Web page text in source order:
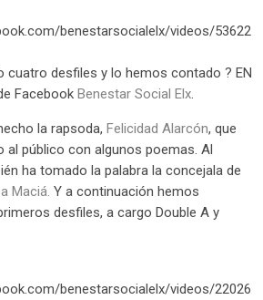
benestarsocialelx/videos/53622
cuatro desfiles y lo hemos contado ? EN
Facebook Benestar Social Elx
la rapsoda, Felicidad Alarcón, que
al público con algunos poemas. Al
ha tomado la palabra la concejala de
Maciá. Y a continuación hemos
desfiles, a cargo Double A y
benestarsocialelx/videos/22026